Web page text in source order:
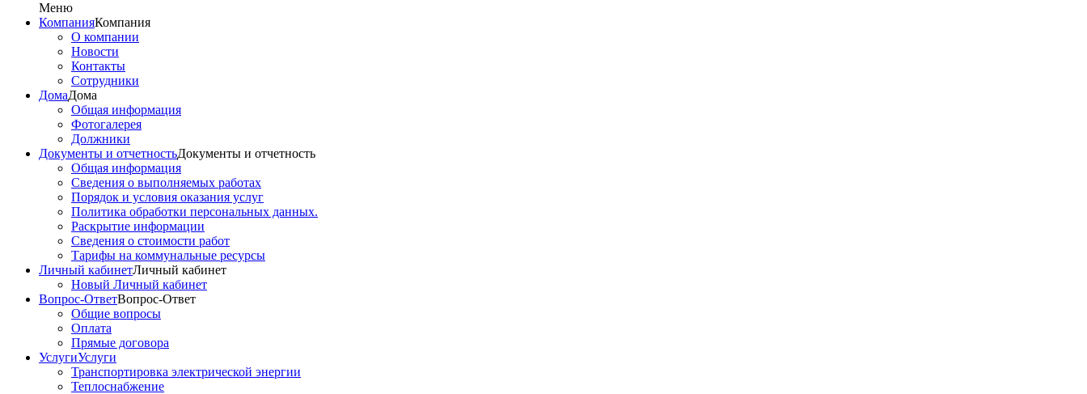
Меню
КомпанияКомпания
О компании
Новости
Контакты
Сотрудники
ДомаДома
Общая информация
Фотогалерея
Должники
Документы и отчетностьДокументы и отчетность
Общая информация
Сведения о выполняемых работах
Порядок и условия оказания услуг
Политика обработки персональных данных.
Раскрытие информации
Сведения о стоимости работ
Тарифы на коммунальные ресурсы
Личный кабинетЛичный кабинет
Новый Личный кабинет
Вопрос-ОтветВопрос-Ответ
Общие вопросы
Оплата
Прямые договора
УслугиУслуги
Транспортировка электрической энергии
Теплоснабжение